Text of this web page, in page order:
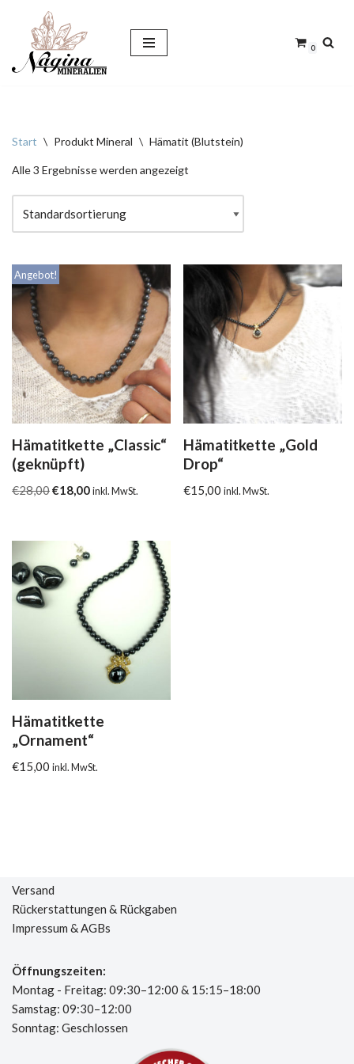
Zum
Inhalt
0
Start \ Produkt Mineral \ Hämatit (Blutstein)
Alle 3 Ergebnisse werden angezeigt
Angebot!
Hämatitkette „Classic“
(geknüpft)
€28,00€18,00 inkl. MwSt.
Hämatitkette „Gold
Drop“
€15,00 inkl. MwSt.
Hämatitkette
„Ornament“
€15,00 inkl. MwSt.
Versand
Rückerstattungen & Rückgaben
Impressum & AGBs
Öffnungszeiten:
Montag - Freitag: 09:30–12:00 & 15:15–18:00
Samstag: 09:30–12:00
Sonntag: Geschlossen